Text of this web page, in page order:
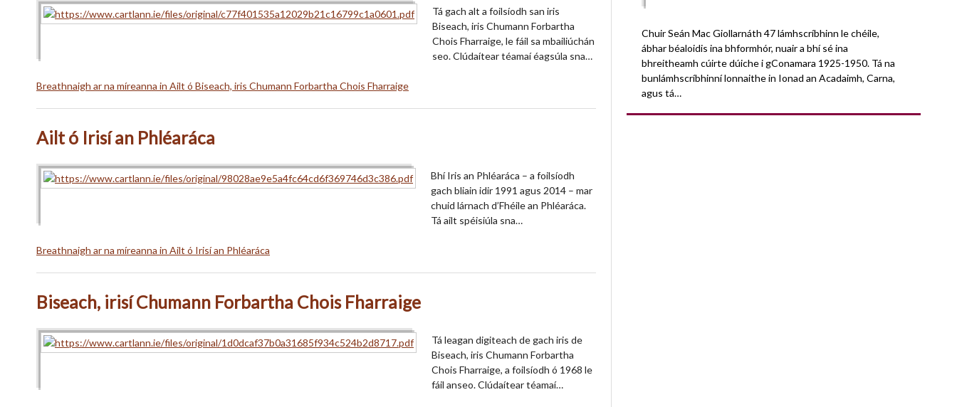
Tá gach alt a foilsíodh san iris
Biseach, iris Chumann Forbartha
Chois Fharraige, le fáil sa mbailiúchán
seo. Clúdaítear téamaí éagsúla sna…
Breathnaigh ar na míreanna in Ailt ó Biseach, iris Chumann Forbartha Chois Fharraige
Ailt ó Irisí an Phléaráca
Bhí Iris an Phléaráca – a foilsíodh
gach bliain idir 1991 agus 2014 – mar
chuid lárnach d’Fhéile an Phléaráca.
Tá ailt spéisiúla sna…
Breathnaigh ar na míreanna in Ailt ó Irisí an Phléaráca
Biseach, irisí Chumann Forbartha Chois Fharraige
Tá leagan digiteach de gach iris de
Biseach, iris Chumann Forbartha
Chois Fharraige, a foilsíodh ó 1968 le
fáil anseo. Clúdaítear téamaí…
Chuir Seán Mac Giollarnáth 47 lámhscríbhinn le chéile,
ábhar béaloidis ina bhformhór, nuair a bhí sé ina
bhreitheamh cúirte dúiche i gConamara 1925-1950. Tá na
bunlámhscríbhinní lonnaithe in Ionad an Acadaimh, Carna,
agus tá…